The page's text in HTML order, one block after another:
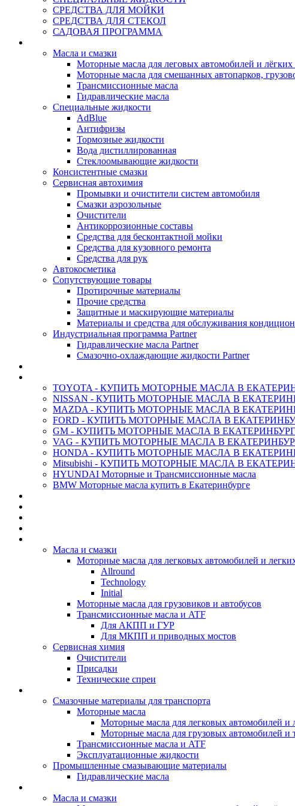
СРЕДСТВА ДЛЯ МОЙКИ
СРЕДСТВА ДЛЯ СТЕКОЛ
САДОВАЯ ПРОГРАММА
Масла и смазки
Моторные масла для леговых автомобилей и лёгких
Моторные масла для смешанных автопарков,
Трансмиссионные масла
Гидравлические масла
Специальные жидкости
AdBlue
Антифризы
Тормозные жидкости
Вода дистиллированная
Стеклоомывающие жидкости
Консистентные смазки
Сервисная автохимия
Промывки и очистители систем автомобиля
Смазки аэрозольные
Очистители
Антикоррозионные составы
Средства для бесконтактной мойки
Средства для кузовного ремонта
Средства для рук
Автокосметика
Сопутствующие товары
Протирочные материалы
Прочие средства
Защитные и маскирующие материалы
Материалы и средства для обслуживания
Индустриальная программа Partner
Гидравлические масла Partner
Смазочно-охлаждающие жидкости Partner
TOYOTA - КУПИТЬ МОТОРНЫЕ МАСЛА В
NISSAN - КУПИТЬ МОТОРНЫЕ МАСЛА В
MAZDA - КУПИТЬ МОТОРНЫЕ МАСЛА В
FORD - КУПИТЬ МОТОРНЫЕ МАСЛА В
GM - КУПИТЬ МОТОРНЫЕ МАСЛА В
VAG - КУПИТЬ МОТОРНЫЕ МАСЛА В
HONDA - КУПИТЬ МОТОРНЫЕ МАСЛА В
Mitsubishi - КУПИТЬ МОТОРНЫЕ МАСЛА В
HYUNDAI Моторные и Трансмиссионные масла
BMW Моторные масла купить в Екатеринбурге
Масла и смазки
Моторные масла для легковых автомобилей и
Allround
Technology
Initial
Моторные масла для грузовиков и автобусов
Трансмиссионные масла и ATF
Для АКПП и ГУР
Для МКПП и приводных мостов
Сервисная химия
Очистители
Присадки
Технические спреи
Смазочные материалы для транспорта
Моторные масла
Моторные масла для легковых автомобилей и
Моторные масла для грузовых автомобилей и
Трансмиссионные масла и ATF
Эксплуатационные жидкости
Промышленные смазывающие материалы
Гидравлические масла
Масла и смазки